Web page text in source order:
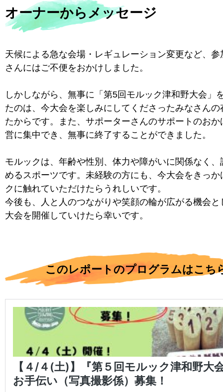
オーナーからメッセージ
天候による急な会場・レギュレーション変更など、参
さんにはご不便をおかけしました。
しかしながら、無事に「第5回モルック津和野大会」
たのは、今大会を楽しみにしてくださったみなさんの
たからです。また、サポーターさんのサポートのおか
営に集中でき、無事に終了することができました。
モルックは、年齢や性別、体力や障がいに関係なく、
めるスポーツです。未経験の方にも、今大会をきっか
クに触れていただけたらうれしいです。
今後も、人と人のつながりや笑顔の輪が広がる機会と
大会を開催していけたら幸いです。
このレポートのプログラムはこち